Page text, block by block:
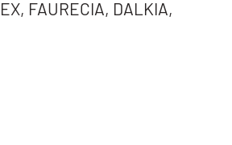
FAURECIA, DALKIA,